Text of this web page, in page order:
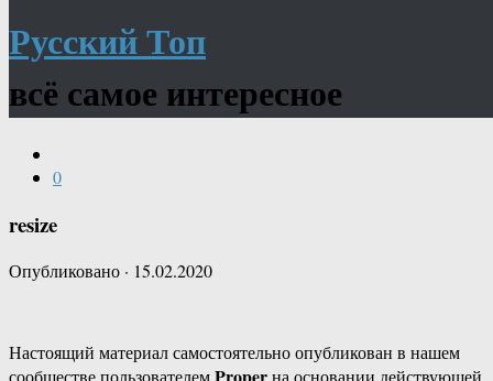
Русский Топ
всё самое интересное
0
resize
Опубликовано · 15.02.2020
Настоящий материал самостоятельно опубликован в нашем